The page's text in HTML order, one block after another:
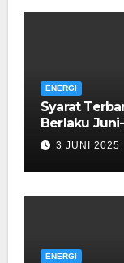
ENERGI
Syarat
Berlaku
3 JUNI 2025
ENERGI